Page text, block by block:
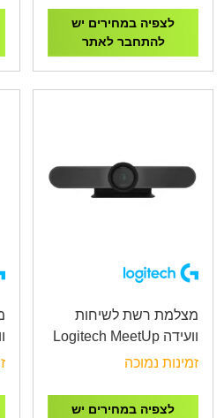
לצפיה במחירים יש
להתחבר לאתר
מצלמת רשת לשיחות
וועידה Logitech MeetUp
Video Conference
זמינות נמוכה
לצפיה במחירים יש